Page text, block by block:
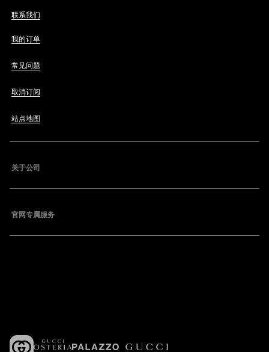
联系我们
我的订单
常见问题
取消订阅
站点地图
关于公司
官网专属服务